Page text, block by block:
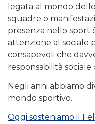
legata al mondo
squadre o
presenza nello sport
attenzione al sociale
consapevoli che
responsabilità
Negli anni abbiamo
mondo sportivo.
Oggi sosteniamo il